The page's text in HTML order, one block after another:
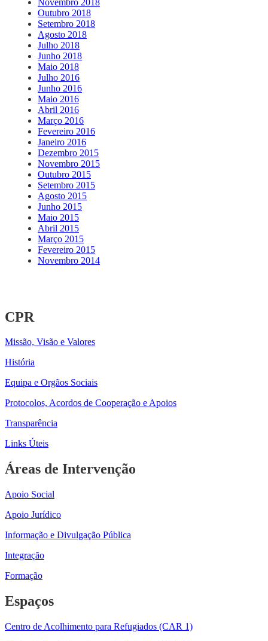
Outubro 2018
Setembro 2018
Agosto 2018
Julho 2018
Junho 2018
Maio 2018
Julho 2016
Junho 2016
Maio 2016
Abril 2016
Março 2016
Fevereiro 2016
Janeiro 2016
Dezembro 2015
Novembro 2015
Outubro 2015
Setembro 2015
Agosto 2015
Junho 2015
Maio 2015
Abril 2015
Março 2015
Fevereiro 2015
Novembro 2014
CPR
Missão, Visão e Valores
História
Equipa e Orgãos Sociais
Protocolos, Acordos de Cooperação e Apoios
Transparência
Links Úteis
Áreas de Intervenção
Apoio Social
Apoio Jurídico
Informação e Divulgação Pública
Integração
Formação
Espaços
Centro de Acolhimento para Refugiados (CAR 1)